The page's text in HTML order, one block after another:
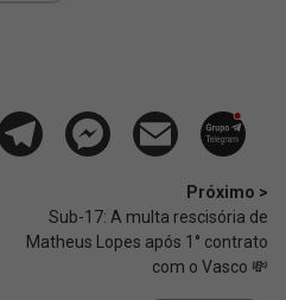
Próximo >
Sub-17: A multa rescisória de
Matheus Lopes após 1° contrato
com o Vasco 💸